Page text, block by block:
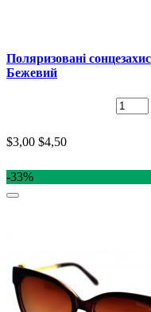
Поляризовані
Бежевий
$3,00 $4,50
-33%